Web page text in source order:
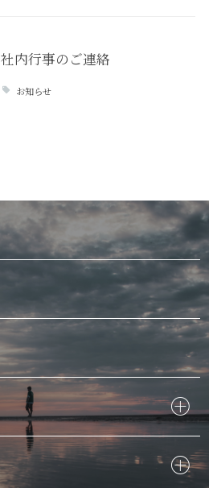
社内行事のご連絡
お知らせ